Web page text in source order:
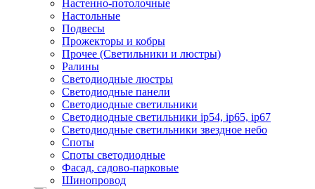
Настенно-потолочные
Настольные
Подвесы
Прожекторы и кобры
Прочее (Светильники и люстры)
Ралины
Светодиодные люстры
Светодиодные панели
Светодиодные светильники
Светодиодные светильники ip54, ip65, ip67
Светодиодные светильники звездное небо
Споты
Споты светодиодные
Фасад, садово-парковые
Шинопровод